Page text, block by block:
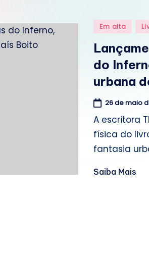
Posted
Em alta
do
urbana
26 de maio
A escritora
física do
fantasia
Saiba Mais